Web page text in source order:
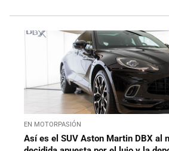
EN MOTORPASIÓN
Así es el SUV Aston Martin DBX al